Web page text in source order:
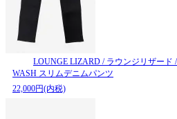
LOUNGE LIZARD / ラウンジリザード
WASH スリムデニムパンツ
22,000円(内税)